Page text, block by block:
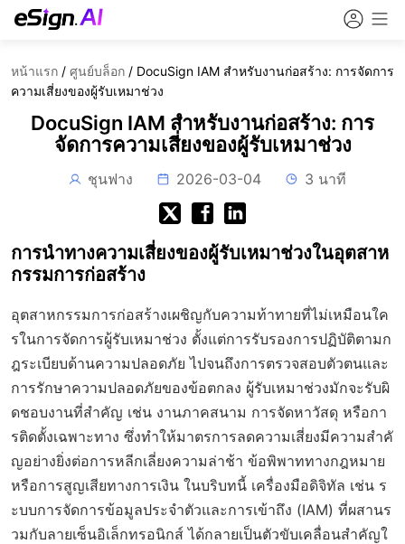
หน้าแรก / ศูนย์บล็อก / DocuSign IAM สำหรับงานก่อสร้าง: การจัดการ
ความเสี่ยงของผู้รับเหมาช่วง
DocuSign IAM สำหรับงานก่อสร้าง: การ
จัดการความเสี่ยงของผู้รับเหมาช่วง
ชุนฟาง 2026-03-04 3 นาที
การนำทางความเสี่ยงของผู้รับเหมาช่วงในอุตสาห
กรรมการก่อสร้าง
อุตสาหกรรมการก่อสร้างเผชิญกับความท้าทายที่ไม่เหมือนใค
รในการจัดการผู้รับเหมาช่วง ตั้งแต่การรับรองการปฏิบัติตามก
ฎระเบียบด้านความปลอดภัย ไปจนถึงการตรวจสอบตัวตนและ
การรักษาความปลอดภัยของข้อตกลง ผู้รับเหมาช่วงมักจะรับผิ
ดชอบงานที่สำคัญ เช่น งานภาคสนาม การจัดหาวัสดุ หรือกา
รติดตั้งเฉพาะทาง ซึ่งทำให้มาตรการลดความเสี่ยงมีความสำคั
ญอย่างยิ่งต่อการหลีกเลี่ยงความล่าช้า ข้อพิพาททางกฎหมาย
หรือการสูญเสียทางการเงิน ในบริบทนี้ เครื่องมือดิจิทัล เช่น ร
ะบบการจัดการข้อมูลประจำตัวและการเข้าถึง (IAM) ที่ผสานร
วมกับลายเซ็นอิเล็กทรอนิกส์ ได้กลายเป็นตัวขับเคลื่อนสำคัญใ